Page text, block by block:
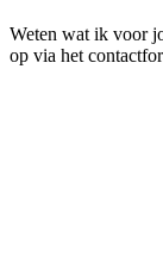
Weten wat ik voor
op via het